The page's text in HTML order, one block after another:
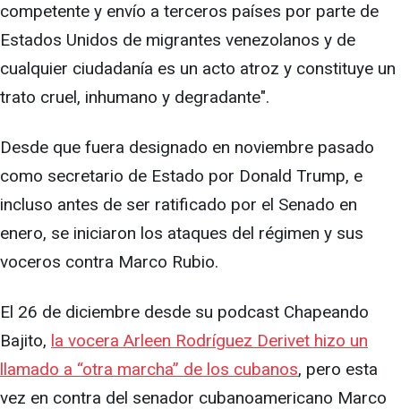
competente y envío a terceros países por parte de
Estados Unidos de migrantes venezolanos y de
cualquier ciudadanía es un acto atroz y constituye un
trato cruel, inhumano y degradante".
Desde que fuera designado en noviembre pasado
como secretario de Estado por Donald Trump, e
incluso antes de ser ratificado por el Senado en
enero, se iniciaron los ataques del régimen y sus
voceros contra Marco Rubio.
El 26 de diciembre desde su podcast Chapeando
Bajito, la vocera Arleen Rodríguez Derivet hizo un
llamado a “otra marcha” de los cubanos, pero esta
vez en contra del senador cubanoamericano Marco